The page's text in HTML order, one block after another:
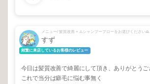
メニュー/ 髪質改善 + ⚠️シャンプーブローをお選びください🙇
すず
頻繁に来店しているお客様のレビュー
今日は髪質改善で綺麗にして頂き、ありがとう
これで当分は癖毛に悩む事無く